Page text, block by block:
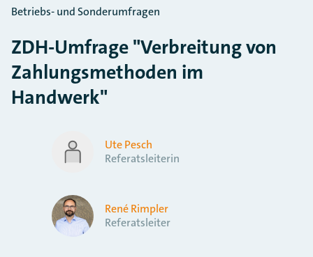
Betriebs- und Sonderumfragen
ZDH-Umfrage "Verbreitung von
Zahlungsmethoden im
Handwerk"
Ute Pesch
Referatsleiterin
René Rimpler
Referatsleiter